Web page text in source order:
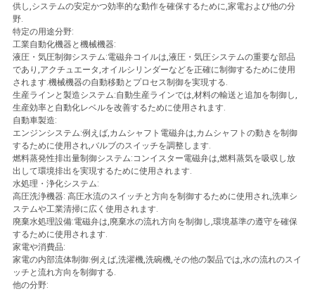
を
要
求
し
な
さ
い
地
図
供し,システムの安定かつ効率的な動作を確保するために,家電および他の分
野.
特定の用途分野:
工業自動化機器と機械機器:
液圧・気圧制御システム:電磁弁コイルは,液圧・気圧システムの重要な部品
であり,アクチュエータ,オイルシリンダーなどを正確に制御するために使用
されます.機械機器の自動移動とプロセス制御を実現する.
生産ラインと製造システム:自動生産ラインでは,材料の輸送と追加を制御し,
生産効率と自動化レベルを改善するために使用されます.
自動車製造:
エンジンシステム:例えば,カムシャフト電磁弁は,カムシャフトの動きを制御
するために使用され,バルブのスイッチを調整します.
燃料蒸発性排出量制御システム:コンイスター電磁弁は,燃料蒸気を吸収し放
出して環境排出を実現するために使用されます.
水処理・浄化システム:
高圧洗浄機器: 高圧水流のスイッチと方向を制御するために使用され,洗車シ
ステムや工業清掃に広く使用されます.
廃棄水処理設備:電磁弁は,廃棄水の流れ方向を制御し,環境基準の遵守を確保
するために使用されます.
家電や消費品:
家電の内部流体制御:例えば,洗濯機,洗碗機,その他の製品では,水の流れのスイ
ッチと流れ方向を制御する.
他の分野: